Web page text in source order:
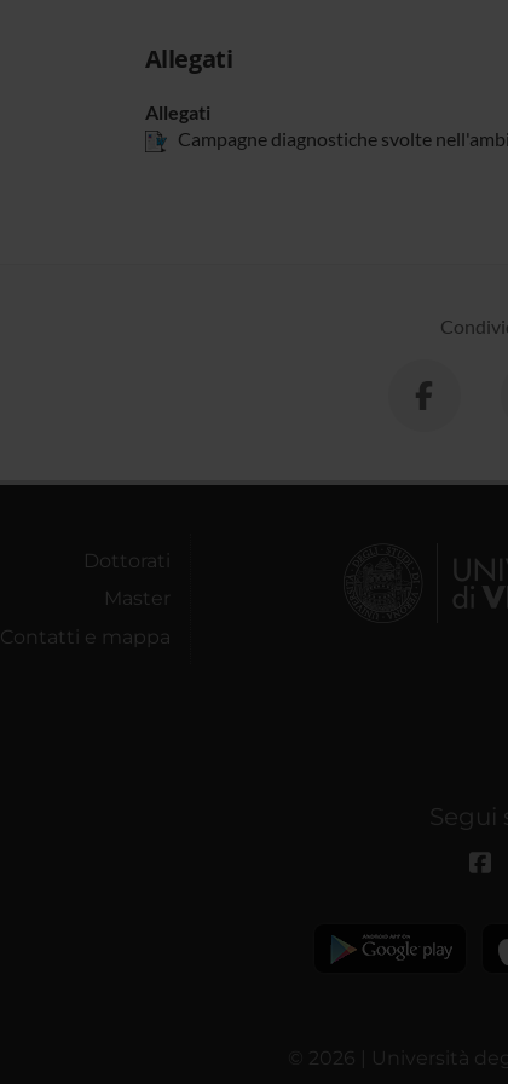
Allegati
Allegati
Campagne diagnostiche svolte
Dottorati
Master
Contatti e mappa
Segui
© 2026 | Università